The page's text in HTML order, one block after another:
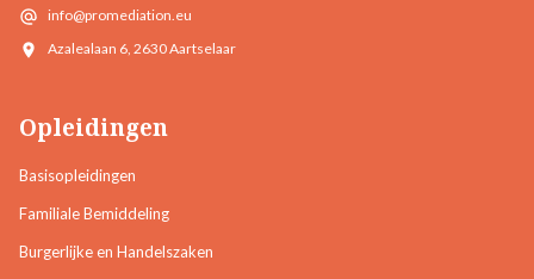
info@promediation.eu
Azalealaan 6, 2630 Aartselaar
Opleidingen
Basisopleidingen
Familiale Bemiddeling
Burgerlijke en Handelszaken